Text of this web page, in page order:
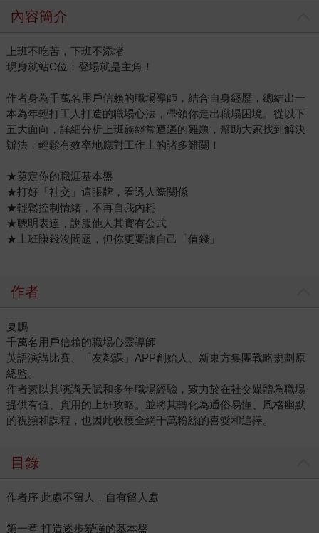
內容簡介
上班不吃苦，下班不添堵
現身就站C位；登場就是主角！
作者身為千萬名用戶信賴的職場導師，結合自身經歷，總結出一
本為年輕打工人打造的職場心法，帶領你走出職場困境。從以下
五大面向，詳細分析上班族經常遭遇的難題，幫助大家找到解決
辦法，輕鬆有效率地應對工作上的諸多難關！
★奠定你的職涯基本盤
★打好「社交」這張牌，看透人際關係
★輕鬆控制情緒，不再自我內耗
★聰明表達，說服他人其實有公式
★上班賺錢沒問題，但你更要讓自己「值錢」
作者
夏鵬
千萬名用戶信賴的職場心靈導師
英語演講比賽、「友鄰課」APP創始人、新東方集團戰略規劃原
總監。
作者素以其演講天賦和多年職場經驗，致力於在社交媒體為職場
提供有值、實用的上班攻略。並將其轉化為通俗易懂、風格幽默
的視頻和課程，也因此收穫全網千萬粉絲的喜愛和追捧。
目錄
作者序 此處不留人，自有留人處
第一章 打造逐步變強的基本盤